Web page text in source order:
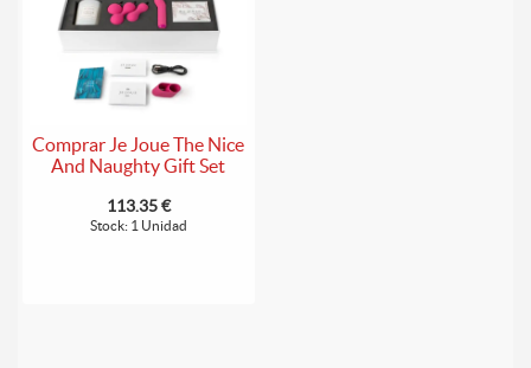
Comprar Je Joue The Nice
And Naughty Gift Set
113.35 €
Stock: 1 Unidad